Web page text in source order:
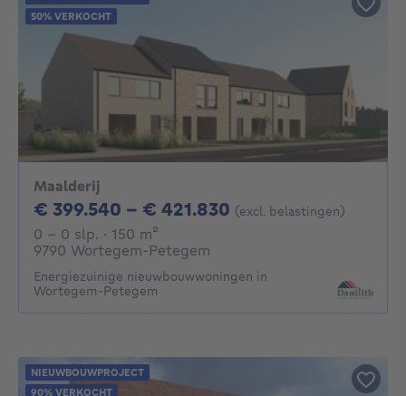
Maalderij
€ 399.540 - € 421.830 Van 399540€ Tot
(excl. belastingen)
0 - 0 Slaapkamers
0 - 0 slp. · 150 m²
9790 Wortegem-Petegem
Energiezuinige nieuwbouwwoningen in
Wortegem-Petegem
50% VERKOCHT
NIEUWBOUWPROJECT
90% VERKOCHT